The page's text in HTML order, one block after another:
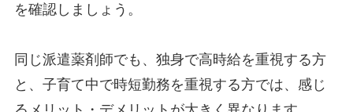
を確認しましょう。
同じ派遣薬剤師でも、独身で高時給を重視する方
と、子育て中で時短勤務を重視する方では、感じ